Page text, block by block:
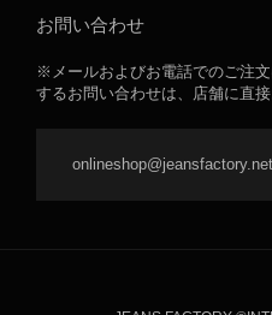
お問い合わせ
※メールおよびお電話でのご注
するお問い合わせは、店舗に直
onlineshop@jeansfactory.net